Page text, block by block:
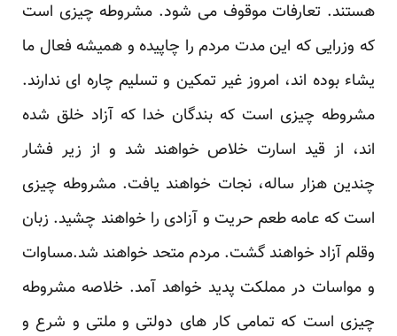
هستند. تعارفات موقوف می شود. مشروطه چیزی است
که وزرایی که این مدت مردم را چاپیده و همیشه فعال ما
یشاء بوده اند، امروز غیر تمکین و تسلیم چاره ای ندارند.
مشروطه چیزی است که بندگان خدا که آزاد خلق شده
اند، از قید اسارت خلاص خواهند شد و از زیر فشار
چندین هزار ساله، نجات خواهند یافت. مشروطه چیزی
است که عامه طعم حریت و آزادی را خواهند چشید. زبان
وقلم آزاد خواهند گشت. مردم متحد خواهند شد.مساوات
و مواسات در مملکت پدید خواهد آمد. خلاصه مشروطه
چیزی است که تمامی کار های دولتی و ملتی و شرع و